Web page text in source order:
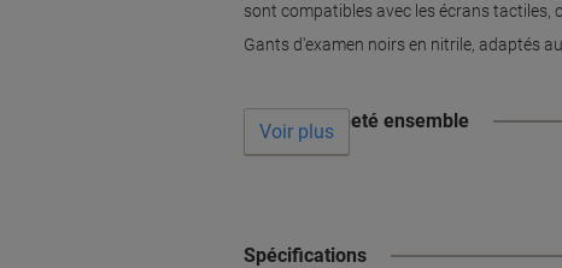
sont compatibles avec les écrans tactiles,
Gants d'examen noirs en nitrile, adaptés
Souvent acheté ensemble
Voir plus
Spécifications